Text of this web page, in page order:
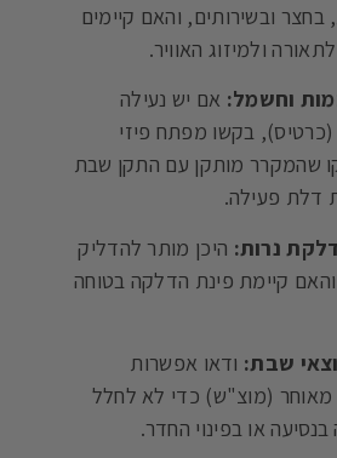
בחצר ובשירותים, והאם קיימים
ולמיזוג האוויר.
וחשמל: אם יש נעילה
(כרטיס), בקשו מפתח פיזי
שהמקרר מותקן עם התקן שבת
דלת פעילה.
נרות: היכן מותר להדליק
קיימת פינת הדלקה בטוחה
שבת: ודאו אפשרות
מאוחר (מוצ"ש) כדי לא לחלל
או בפינוי החדר.